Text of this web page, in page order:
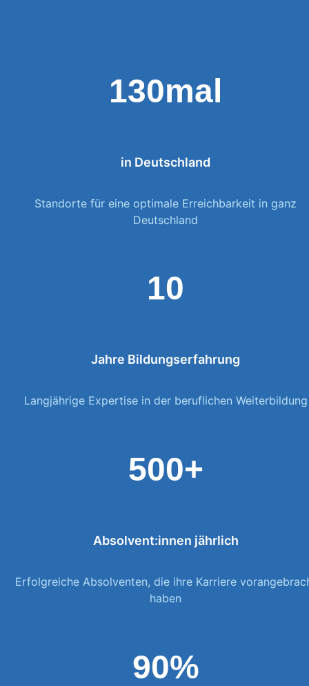
130mal
in Deutschland
Standorte für eine optimale Erreichbarkeit in ganz
Deutschland
10
Jahre Bildungserfahrung
Langjährige Expertise in der beruflichen Weiterbildung
500+
Absolvent:innen jährlich
Erfolgreiche Absolventen, die ihre Karriere
haben
90%